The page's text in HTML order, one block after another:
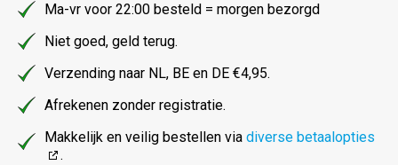
Ma-vr voor 22:00 besteld = morgen bezorgd
Niet goed, geld terug.
Verzending naar NL, BE en DE €4,95.
Afrekenen zonder registratie.
Makkelijk en veilig bestellen via diverse betaalopties
.